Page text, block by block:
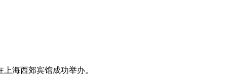
海西郊宾馆成功举办。